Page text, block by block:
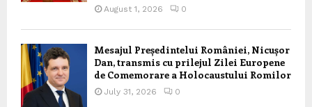
August 1, 2026 0
Mesajul Președintelui României, Nicușor
Dan, transmis cu prilejul Zilei Europene
de Comemorare a Holocaustului Romilor
July 31, 2026 0